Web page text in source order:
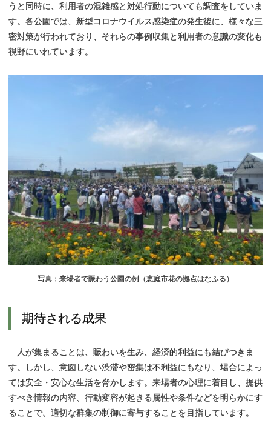
うと同時に、利用者の混雑感と対処行動についても調査をしていま
す。各公園では、新型コロナウイルス感染症の発生後に、様々な三
密対策が行われており、それらの事例収集と利用者の意識の変化も
視野にいれています。
写真：来場者で賑わう公園の例（恵庭市花の拠点はなふる）
期待される成果
人が集まることは、賑わいを生み、経済的利益にも結びつきま
す。しかし、意図しない渋滞や密集は不利益にもなり、場合によっ
ては安全・安心な生活を脅かします。来場者の心理に着目し、提供
すべき情報の内容、行動変容が起きる属性や条件などを明らかにす
ることで、適切な群集の制御に寄与することを目指しています。